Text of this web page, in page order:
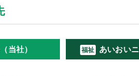
当社） あいおい